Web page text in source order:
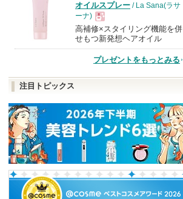
オイルスプレー / La Sana(ラサ
ーナ)
現
品
高補修×スタイリング機能を併
せもつ新発想ヘアオイル
プレゼントをもっとみる
注目トピックス